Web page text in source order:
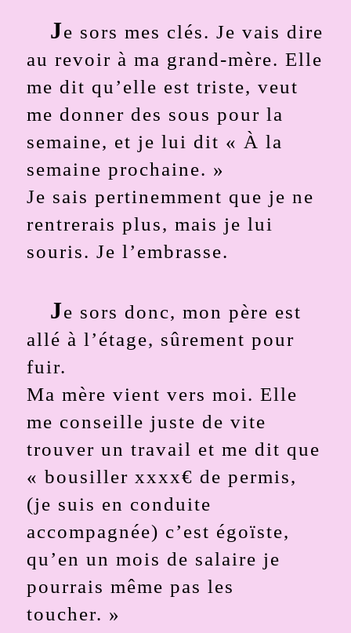
Je sors mes clés. Je vais dire
au revoir à ma grand-mère. Elle
me dit qu’elle est triste, veut
me donner des sous pour la
semaine, et je lui dit « À la
semaine prochaine. »
Je sais pertinemment que je ne
rentrerais plus, mais je lui
souris. Je l’embrasse.
Je sors donc, mon père est
allé à l’étage, sûrement pour
fuir.
Ma mère vient vers moi.Elle
me conseille juste de vite
trouver un travail et me dit que
« bousiller xxxx€ de permis,
(je suis en conduite
accompagnée) c’est égoïste,
qu’en un mois de salaire je
pourrais même pas les
toucher. »